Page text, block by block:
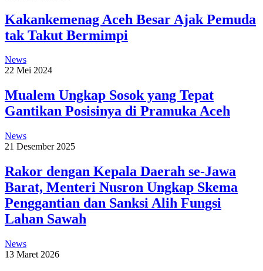
Kakankemenag Aceh Besar Ajak Pemuda
tak Takut Bermimpi
News
22 Mei 2024
Mualem Ungkap Sosok yang Tepat
Gantikan Posisinya di Pramuka Aceh
News
21 Desember 2025
Rakor dengan Kepala Daerah se-Jawa
Barat, Menteri Nusron Ungkap Skema
Penggantian dan Sanksi Alih Fungsi
Lahan Sawah
News
13 Maret 2026